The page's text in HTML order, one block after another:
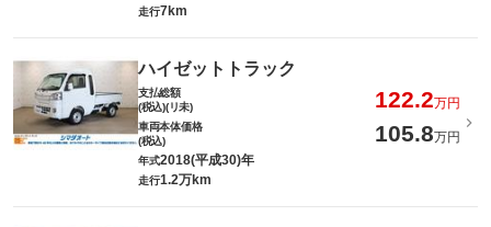
走行7km
ハイゼットトラック
支払総額
(税込)(リ未)
122.2万円
車両本体価格
(税込)
105.8万円
年式2018(平成30)年
走行1.2万km